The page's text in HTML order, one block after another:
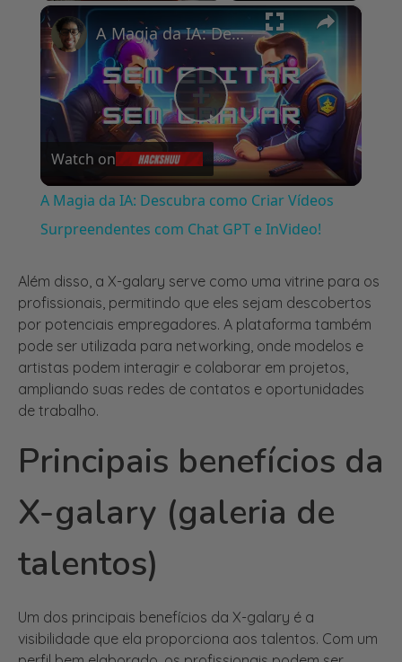
Unmute Fullscreen ×
Play
Video
A Magia da IA: Descubra como Criar Vídeos Surpreendentes com Chat GPT e InVideo!
Watch on
A Magia da IA: Descubra como Criar Vídeos
Surpreendentes com Chat GPT e InVideo!
Além disso, a X-galary serve como uma vitrine para os
profissionais, permitindo que eles sejam descobertos
por potenciais empregadores. A plataforma também
pode ser utilizada para networking, onde modelos e
artistas podem interagir e colaborar em projetos,
ampliando suas redes de contatos e oportunidades
de trabalho.
Principais benefícios da
X-galary (galeria de
talentos)
Um dos principais benefícios da X-galary é a
visibilidade que ela proporciona aos talentos. Com um